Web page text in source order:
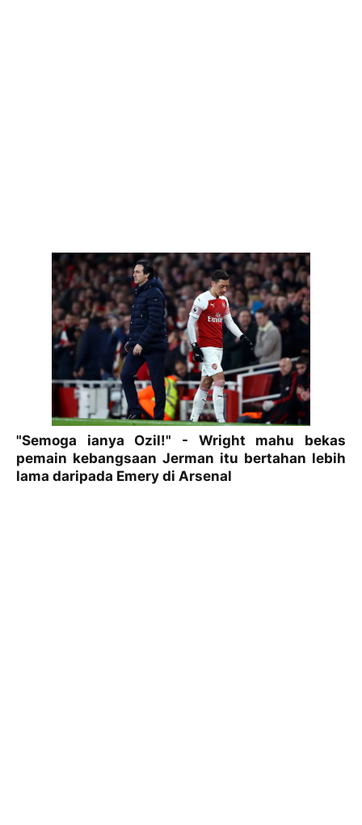
"Semoga ianya Ozil!" - Wright mahu bekas
pemain kebangsaan Jerman itu bertahan lebih
lama daripada Emery di Arsenal